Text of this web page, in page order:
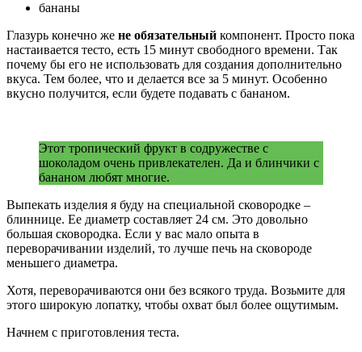
бананы
Глазурь конечно же не обязательный компонент. Просто пока
настаивается тесто, есть 15 минут свободного времени. Так
почему бы его не использовать для создания дополнительно
вкуса. Тем более, что и делается все за 5 минут. Особенно
вкусно получится, если будете подавать с бананом.
Этот тропический фрукт в содружестве с
шоколадом очень привлекателен. Да и блинчики с
бананом любят многие.
Выпекать изделия я буду на специальной сковородке –
блиннице. Ее диаметр составляет 24 см. Это довольно
большая сковородка. Если у вас мало опыта в
переворачивании изделий, то лучше печь на сковороде
меньшего диаметра.
Хотя, переворачиваются они без всякого труда. Возьмите для
этого широкую лопатку, чтобы охват был более ощутимым.
Начнем с приготовления теста.